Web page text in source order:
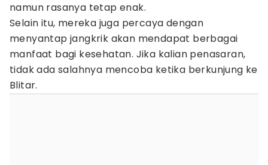
namun rasanya tetap enak.
Selain itu, mereka juga percaya dengan
menyantap jangkrik akan mendapat berbagai
manfaat bagi kesehatan. Jika kalian penasaran,
tidak ada salahnya mencoba ketika berkunjung ke
Blitar.